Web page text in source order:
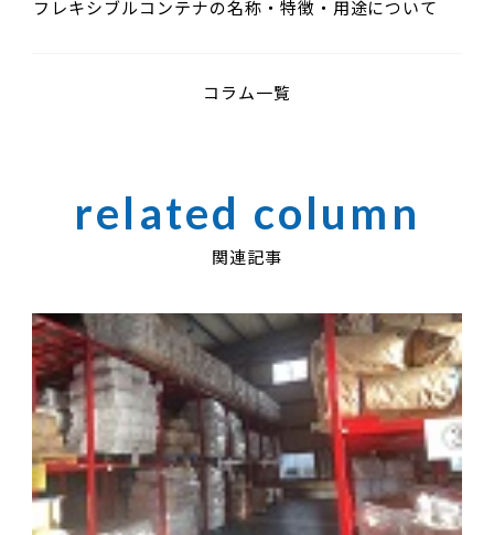
フラットヤーン】
コラム一覧
フレキシブルコンテナの名称・特徴・用途について
関連記事